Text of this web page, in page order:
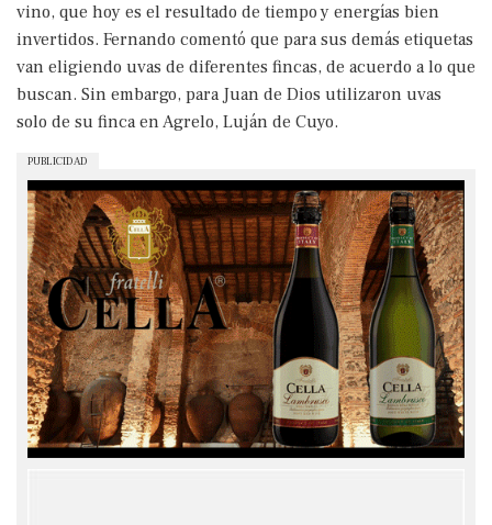
vino, que hoy es el resultado de tiempo y energías bien
invertidos. Fernando comentó que para sus demás etiquetas
van eligiendo uvas de diferentes fincas, de acuerdo a lo que
buscan. Sin embargo, para Juan de Dios utilizaron uvas
solo de su finca en Agrelo, Luján de Cuyo.
PUBLICIDAD